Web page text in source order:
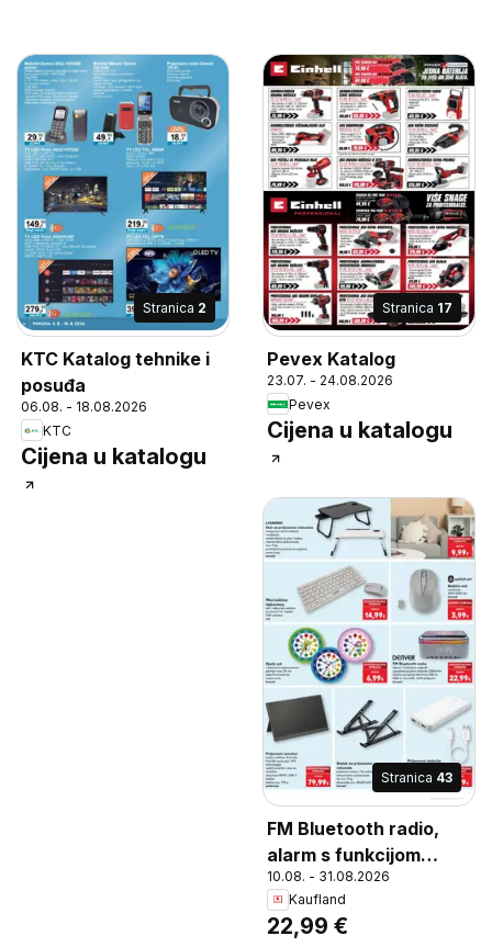
Stranica 2
KTC Katalog tehnike i
posuđa
06.08. - 18.08.2026
KTC
Cijena u katalogu
Stranica 17
Pevex Katalog
23.07. - 24.08.2026
Pevex
Cijena u katalogu
Stranica 43
FM Bluetooth radio,
alarm s funkcijom
odgode, ugrađena
punjiva baterija
1200mAh, bežično
10.08. - 31.08.2026
Kaufland
22,99 €